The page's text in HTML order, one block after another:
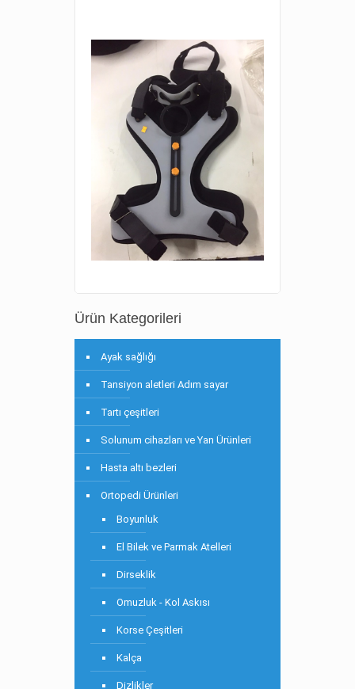
Ürün Kategorileri
Ayak sağlığı
Tansiyon aletleri Adım sayar
Tartı çeşitleri
Solunum cihazları ve Yan Ürünleri
Hasta altı bezleri
Ortopedi Ürünleri
Boyunluk
El Bilek ve Parmak Atelleri
Dirseklik
Omuzluk - Kol Askısı
Korse Çeşitleri
Kalça
Dizlikler